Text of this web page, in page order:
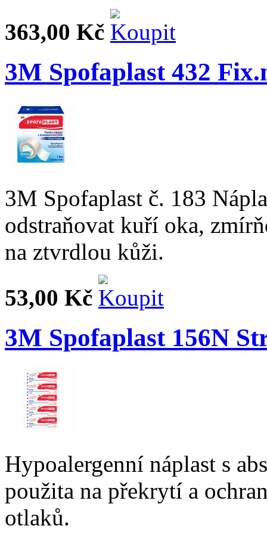
363,00 Kč
3M Spofaplast 432
3M Spofaplast č. 183
odstraňovat kuří oka,
na ztvrdlou kůži.
53,00 Kč
3M Spofaplast 156N
Hypoalergenní náplast s
použita na překrytí a
otlaků.